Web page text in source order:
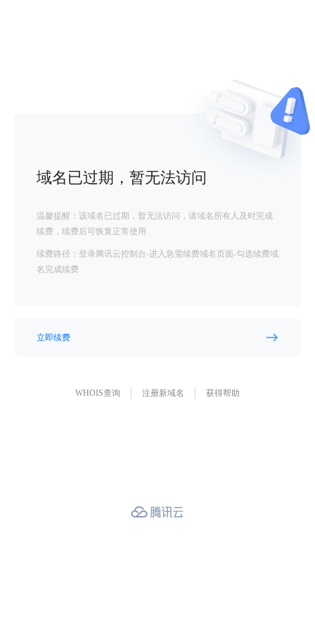
域名已过期，暂无法访问
温馨提醒：该域名已过期，暂无法访问，请域名所有人及时完成
续费，续费后可恢复正常使用
续费路径：登录腾讯云控制台-进入急需续费域名页面-勾选续费域
名完成续费
立即续费
WHOIS查询 注册新域名 获得帮助